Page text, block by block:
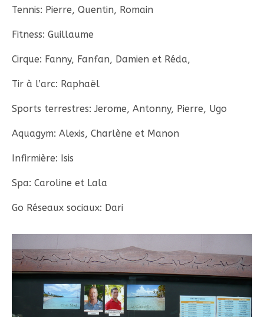
Tennis: Pierre, Quentin, Romain
Fitness: Guillaume
Cirque: Fanny, Fanfan, Damien et Réda,
Tir à l’arc: Raphaël
Sports terrestres: Jerome, Antonny, Pierre, Ugo
Aquagym: Alexis, Charlène et Manon
Infirmière: Isis
Spa: Caroline et Lala
Go Réseaux sociaux: Dari